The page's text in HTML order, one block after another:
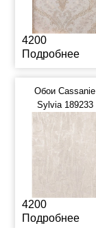
4200
Подробнее
Обои Cassanie
Sylvia 189233
4200
Подробнее